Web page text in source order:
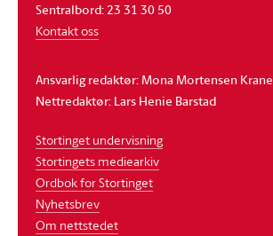
Sentralbord: 23 31 30 50
Kontakt oss
Ansvarlig redaktør: Mona Mortensen Krane
Nettredaktør: Lars Henie Barstad
Stortinget undervisning
Stortingets mediearkiv
Ordbok for Stortinget
Nyhetsbrev
Om nettstedet